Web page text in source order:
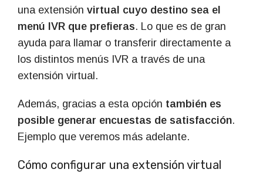
una extensión virtual cuyo destino sea el
menú IVR que prefieras. Lo que es de gran
ayuda para llamar o transferir directamente a
los distintos menús IVR a través de una
extensión virtual.
Además, gracias a esta opción también es
posible generar encuestas de satisfacción.
Ejemplo que veremos más adelante.
Cómo configurar una extensión virtual